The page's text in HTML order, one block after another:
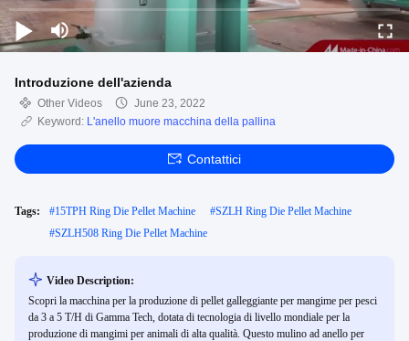
Introduzione dell'azienda
Other Videos
June 23, 2022
Keyword: L'anello muore macchina della pallina
Contattici
Tags: #15TPH Ring Die Pellet Machine #SZLH Ring Die Pellet Machine
#SZLH508 Ring Die Pellet Machine
Video Description:
Scopri la macchina per la produzione di pellet galleggiante per mangime per pesci
da 3 a 5 T/H di Gamma Tech, dotata di tecnologia di livello mondiale per la
produzione di mangimi per animali di alta qualità. Questo mulino ad anello per